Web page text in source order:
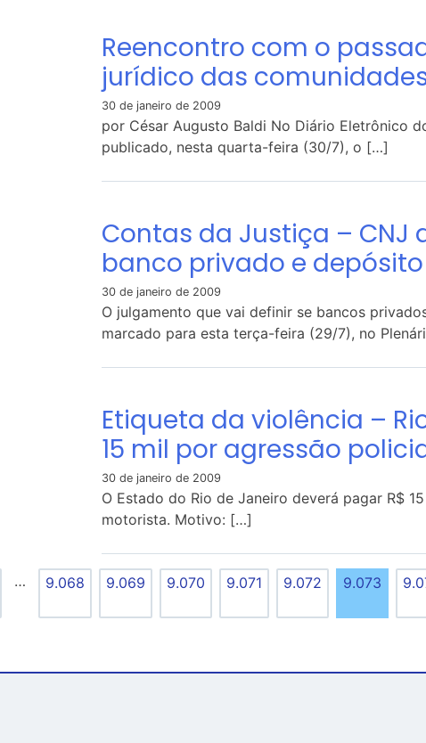
Reencontro com o
jurídico das
30 de janeiro de 2009
por César Augusto Baldi No Diário Eletrônico
publicado, nesta quarta-feira (30/7), o […]
Contas da Justiça –
banco privado e
30 de janeiro de 2009
O julgamento que vai definir se bancos
marcado para esta terça-feira (29/7), no
Etiqueta da violência –
15 mil por agressão
30 de janeiro de 2009
O Estado do Rio de Janeiro deverá pagar R$
motorista. Motivo: […]
… 9.068 9.069 9.070 9.071 9.072 9.073